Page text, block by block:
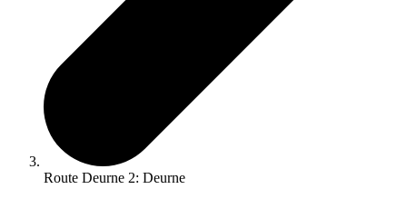
Route Deurne 2: Deurne